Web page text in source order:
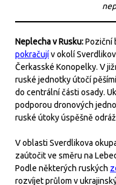
Neplecha v Rusku:Poziční
pokračujív okolí
Čerkasské Konopelky. V
ruské jednotky útočí
do centrální části osady.
podporou dronových
ruské útoky úspěšně
V oblasti Sverdlikova
zaútočit ve směru na
Podle některých ruských
rozvíjet průlom v